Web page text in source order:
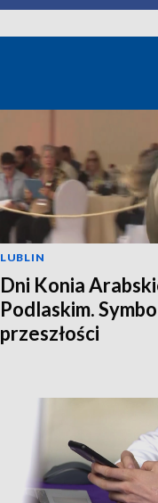
LUBLIN
Dni Konia
Podlaskim.
przeszłości